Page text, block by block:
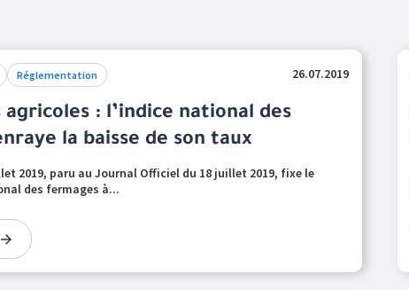
Réglementation 26.07.2019
: l’indice national des
la baisse de son taux
2019, paru au Journal Officiel du 18 juillet 2019, fixe le
des fermages à...